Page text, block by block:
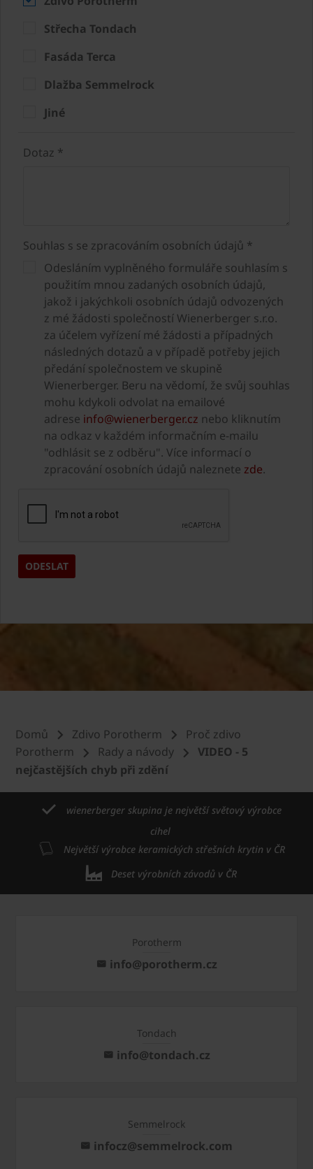
Střecha Tondach
Fasáda Terca
Dlažba Semmelrock
Jiné
Dotaz *
Souhlas s se zpracováním osobních údajů *
Odesláním vyplněného formuláře souhlasím s
použitím mnou zadaných osobních údajů,
jakož i jakýchkoli osobních údajů odvozených
z mé žádosti společností Wienerberger s.r.o.
za účelem vyřízení mé žádosti a případných
následných dotazů a v případě potřeby jejich
předání společnostem ve skupině
Wienerberger. Beru na vědomí, že svůj souhlas
mohu kdykoli odvolat na emailové
adrese info@wienerberger.cz nebo kliknutím
na odkaz v každém informačním e-mailu
"odhlásit se z odběru". Více informací o
zpracování osobních údajů naleznete zde.
Domů Zdivo Porotherm
Proč zdivo
Porotherm
Rady a návody
VIDEO - 5
nejčastějších chyb při zdění
wienerberger skupina je největší světový výrobce
cihel
Největší výrobce keramických střešních krytin v ČR
Deset výrobních závodů v ČR
Porotherm
info@porotherm.cz
Tondach
info@tondach.cz
Semmelrock
infocz@semmelrock.com